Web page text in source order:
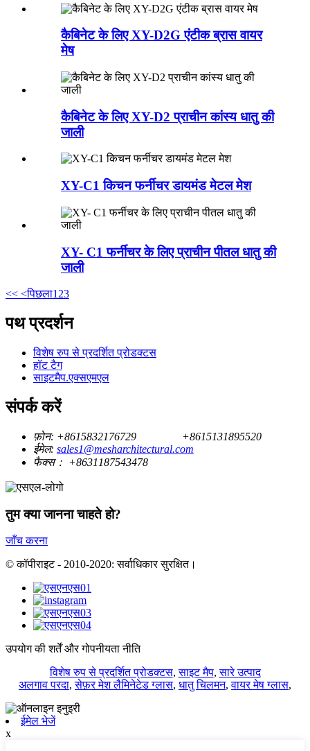
कैबिनेट के लिए XY-D2G एंटीक ब्रास वायर
मेष
कैबिनेट के लिए XY-D2 प्राचीन कांस्य धातु की
जाली
XY-C1 किचन फर्नीचर डायमंड मेटल मेश
XY- C1 फर्नीचर के लिए प्राचीन पीतल धातु की
जाली
<< <पिछला1 23
पथ प्रदर्शन
विशेष रुप से प्रदर्शित प्रोडक्टस
हॉट टैग
साइटमैप.एक्सएमएल
संपर्क करें
फ़ोन: +8615832176729
+8615131895520
ईमेल: sales1@mesharchitectural.com
फैक्स： +8631187543478
तुम क्या जानना चाहते हो?
जाँच करना
© कॉपीराइट - 2010-2020: सर्वाधिकार सुरक्षित।
उपयोग की शर्तें और गोपनीयता नीति
विशेष रुप से प्रदर्शित प्रोडक्टस,साइट मैप,सारे उत्पाद
अलगाव परदा,सेफ़र मेश लैमिनेटेड ग्लास, धातु चिलमन,वायर मेष ग्लास,
ईमेल भेजें
x